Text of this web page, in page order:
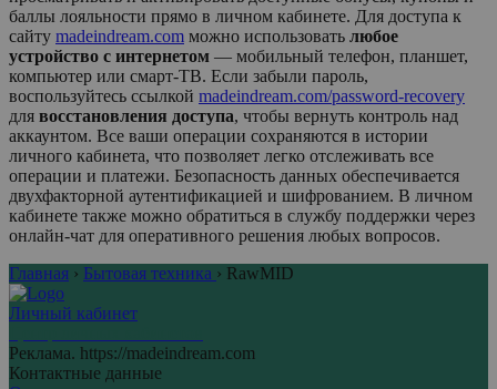
баллы лояльности прямо в личном кабинете. Для доступа к
сайту madeindream.com можно использовать любое
устройство с интернетом — мобильный телефон, планшет,
компьютер или смарт-ТВ. Если забыли пароль,
воспользуйтесь ссылкой madeindream.com/password-recovery
для восстановления доступа, чтобы вернуть контроль над
аккаунтом. Все ваши операции сохраняются в истории
личного кабинета, что позволяет легко отслеживать все
операции и платежи. Безопасность данных обеспечивается
двухфакторной аутентификацией и шифрованием. В личном
кабинете также можно обратиться в службу поддержки через
онлайн-чат для оперативного решения любых вопросов.
Главная › Бытовая техника › RawMID
Личный кабинет
Реклама. https://madeindream.com
Контактные данные